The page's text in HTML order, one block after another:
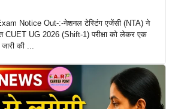
Notice Out-:-नेशनल टेस्टिंग एजेंसी (NTA) ने
CUET UG 2026 (Shift-1) परीक्षा को लेकर एक
जारी की ...